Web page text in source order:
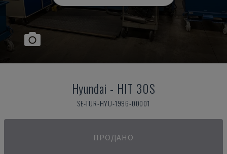
Hyundai - HIT 30S
SE-TUR-HYU-1996-00001
ПРОДАНО